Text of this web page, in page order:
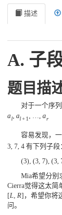
描述
A. 子
题目描
对于一个序列
al, al+ 1 , …, ar
容易发现，
3, 7, 4 有下列子段
(3), (3, 7), (3,
Mia希望分别
Cierra觉得这太简
[L, R] ，希望你将
问。